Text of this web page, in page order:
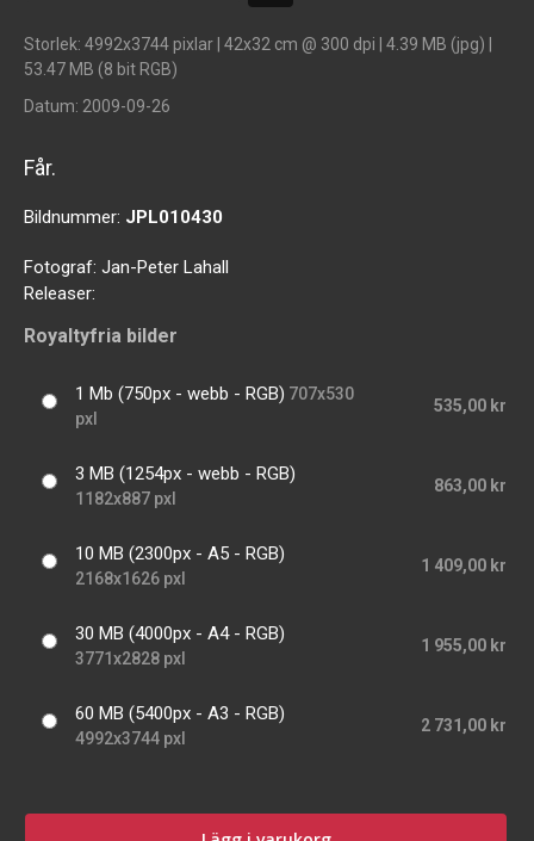
Storlek: 4992x3744 pixlar | 42x32 cm @ 300 dpi | 4.39 MB (jpg) |
53.47 MB (8 bit RGB)
Datum: 2009-09-26
Får.
Bildnummer: JPL010430
Fotograf: Jan-Peter Lahall
Releaser:
Royaltyfria bilder
1 Mb (750px - webb - RGB) 707x530
pxl
535,00 kr
3 MB (1254px - webb - RGB)
1182x887 pxl
863,00 kr
10 MB (2300px - A5 - RGB)
2168x1626 pxl
1 409,00 kr
30 MB (4000px - A4 - RGB)
3771x2828 pxl
1 955,00 kr
60 MB (5400px - A3 - RGB)
4992x3744 pxl
2 731,00 kr